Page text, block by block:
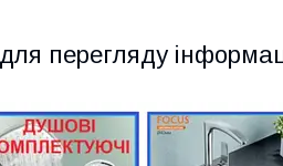
перегляду